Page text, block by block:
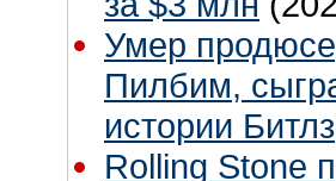
Умер
Пилбим,
истории Битлз
Rolling Stone